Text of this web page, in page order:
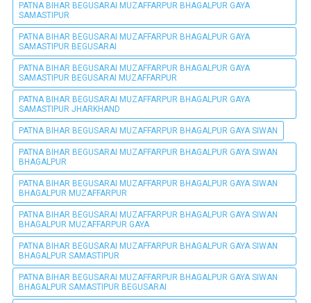
PATNA BIHAR BEGUSARAI MUZAFFARPUR BHAGALPUR GAYA
SAMASTIPUR
PATNA BIHAR BEGUSARAI MUZAFFARPUR BHAGALPUR GAYA
SAMASTIPUR BEGUSARAI
PATNA BIHAR BEGUSARAI MUZAFFARPUR BHAGALPUR GAYA
SAMASTIPUR BEGUSARAI MUZAFFARPUR
PATNA BIHAR BEGUSARAI MUZAFFARPUR BHAGALPUR GAYA
SAMASTIPUR JHARKHAND
PATNA BIHAR BEGUSARAI MUZAFFARPUR BHAGALPUR GAYA SIWAN
PATNA BIHAR BEGUSARAI MUZAFFARPUR BHAGALPUR GAYA SIWAN
BHAGALPUR
PATNA BIHAR BEGUSARAI MUZAFFARPUR BHAGALPUR GAYA SIWAN
BHAGALPUR MUZAFFARPUR
PATNA BIHAR BEGUSARAI MUZAFFARPUR BHAGALPUR GAYA SIWAN
BHAGALPUR MUZAFFARPUR GAYA
PATNA BIHAR BEGUSARAI MUZAFFARPUR BHAGALPUR GAYA SIWAN
BHAGALPUR SAMASTIPUR
PATNA BIHAR BEGUSARAI MUZAFFARPUR BHAGALPUR GAYA SIWAN
BHAGALPUR SAMASTIPUR BEGUSARAI